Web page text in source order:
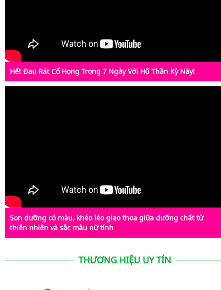
Hết Đau Rát Cổ Họng Trong 7 Ngày Với Hũ Thần Kỳ Này!
Son dưỡng có màu, khéo léo giao thoa giữa dưỡng chất từ
thiên nhiên và sắc màu nữ tính
THƯƠNG HIỆU UY TÍN